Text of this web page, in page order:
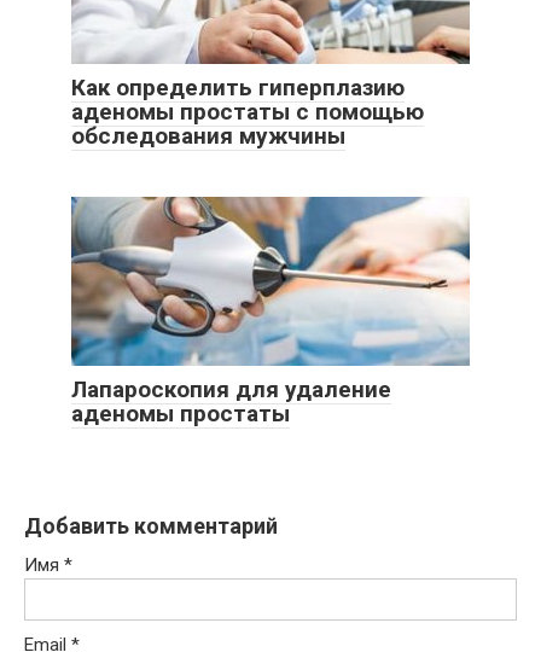
Как определить гиперплазию
аденомы простаты с помощью
обследования мужчины
Лапароскопия для удаление
аденомы простаты
Добавить комментарий
Имя *
Email *